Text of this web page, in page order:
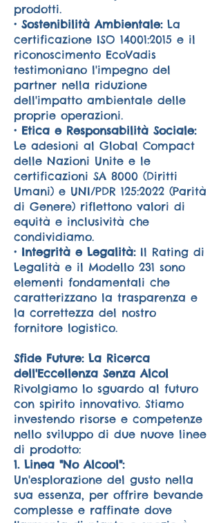
prodotti.
• Sostenibilità Ambientale: La
certificazione ISO 14001:2015 e il
riconoscimento EcoVadis
testimoniano l'impegno del
partner nella riduzione
dell'impatto ambientale delle
proprie operazioni.
• Etica e Responsabilità Sociale:
Le adesioni al Global Compact
delle Nazioni Unite e le
certificazioni SA 8000 (Diritti
Umani) e UNI/PDR 125:2022 (Parità
di Genere) riflettono valori di
equità e inclusività che
condividiamo.
• Integrità e Legalità: Il Rating di
Legalità e il Modello 231 sono
elementi fondamentali che
caratterizzano la trasparenza e
la correttezza del nostro
fornitore logistico.
Sfide Future: La Ricerca
dell'Eccellenza Senza Alcol
Rivolgiamo lo sguardo al futuro
con spirito innovativo. Stiamo
investendo risorse e competenze
nello sviluppo di due nuove linee
di prodotto:
1. Linea "No Alcool":
Un'esplorazione del gusto nella
sua essenza, per offrire bevande
complesse e raffinate dove